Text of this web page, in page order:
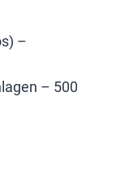
–
– 500